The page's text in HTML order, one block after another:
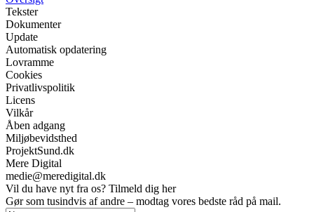
Tekster
Dokumenter
Update
Automatisk opdatering
Lovramme
Cookies
Privatlivspolitik
Licens
Vilkår
Åben adgang
Miljøbevidsthed
ProjektSund.dk
Mere Digital
medie@meredigital.dk
Vil du have nyt fra os? Tilmeld dig her
Gør som tusindvis af andre – modtag vores bedste råd på mail.